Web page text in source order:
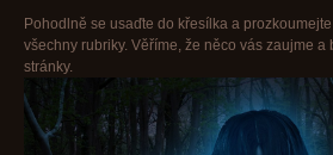
Pohodlně se usaďte do křesílka a
všechny rubriky. Věříme, že něco vás zaujme a
stránky.